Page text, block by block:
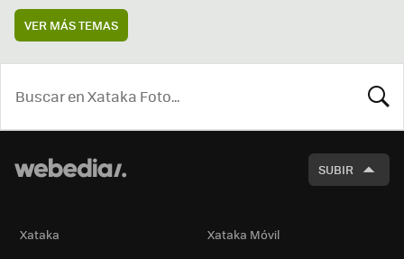
VER MÁS TEMAS
SUBIR
Xataka
Xataka Móvil